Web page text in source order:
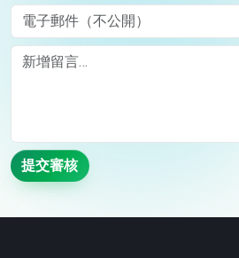
電子郵件（不公開）
Comment
提交審核